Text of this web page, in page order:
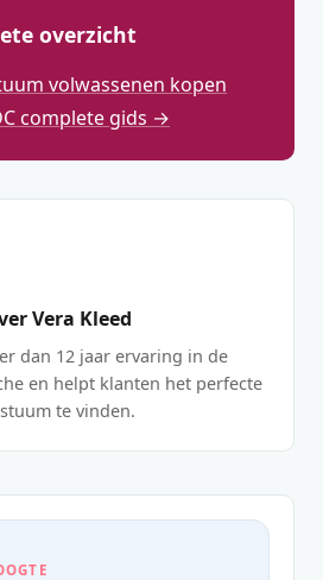
overzicht
volwassenen kopen
complete gids →
Vera Kleed
dan 12 jaar ervaring in de
en helpt klanten het perfecte
te vinden.